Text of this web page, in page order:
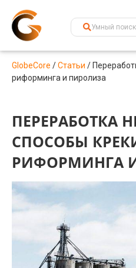
GlobeCore /Статьи /
риформинга и пиролиза
ПЕРЕРАБОТКА
СПОСОБЫ
РИФОРМИНГА